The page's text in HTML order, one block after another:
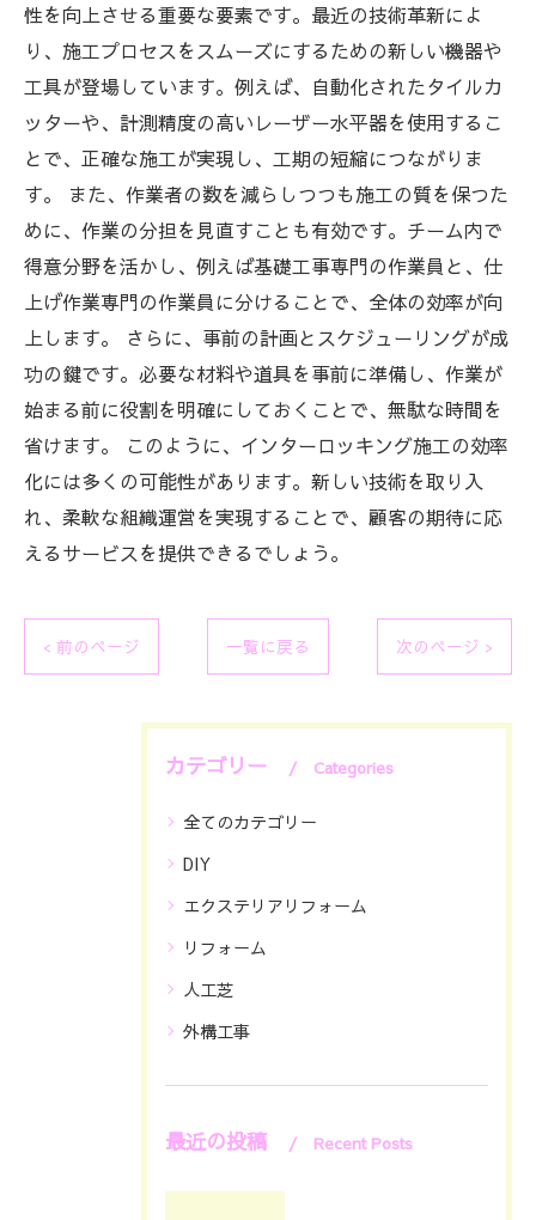
性を向上させる重要な要素です。最近の技術革新によ
り、施工プロセスをスムーズにするための新しい機器や
工具が登場しています。例えば、自動化されたタイルカ
ッターや、計測精度の高いレーザー水平器を使用するこ
とで、正確な施工が実現し、工期の短縮につながりま
す。 また、作業者の数を減らしつつも施工の質を保つた
めに、作業の分担を見直すことも有効です。チーム内で
得意分野を活かし、例えば基礎工事専門の作業員と、仕
上げ作業専門の作業員に分けることで、全体の効率が向
上します。 さらに、事前の計画とスケジューリングが成
功の鍵です。必要な材料や道具を事前に準備し、作業が
始まる前に役割を明確にしておくことで、無駄な時間を
省けます。 このように、インターロッキング施工の効率
化には多くの可能性があります。新しい技術を取り入
れ、柔軟な組織運営を実現することで、顧客の期待に応
えるサービスを提供できるでしょう。
< 前のページ 一覧に戻る 次のページ >
カテゴリー Categories
全てのカテゴリー
DIY
エクステリアリフォーム
リフォーム
人工芝
外構工事
最近の投稿 Recent Posts